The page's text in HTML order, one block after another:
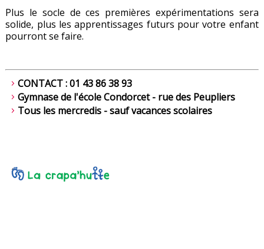
Plus le socle de ces premières expérimentations sera
solide, plus les apprentissages futurs pour votre enfant
pourront se faire.
CONTACT : 01 43 86 38 93
Gymnase de l'école Condorcet - rue des Peupliers
Tous les mercredis - sauf vacances scolaires